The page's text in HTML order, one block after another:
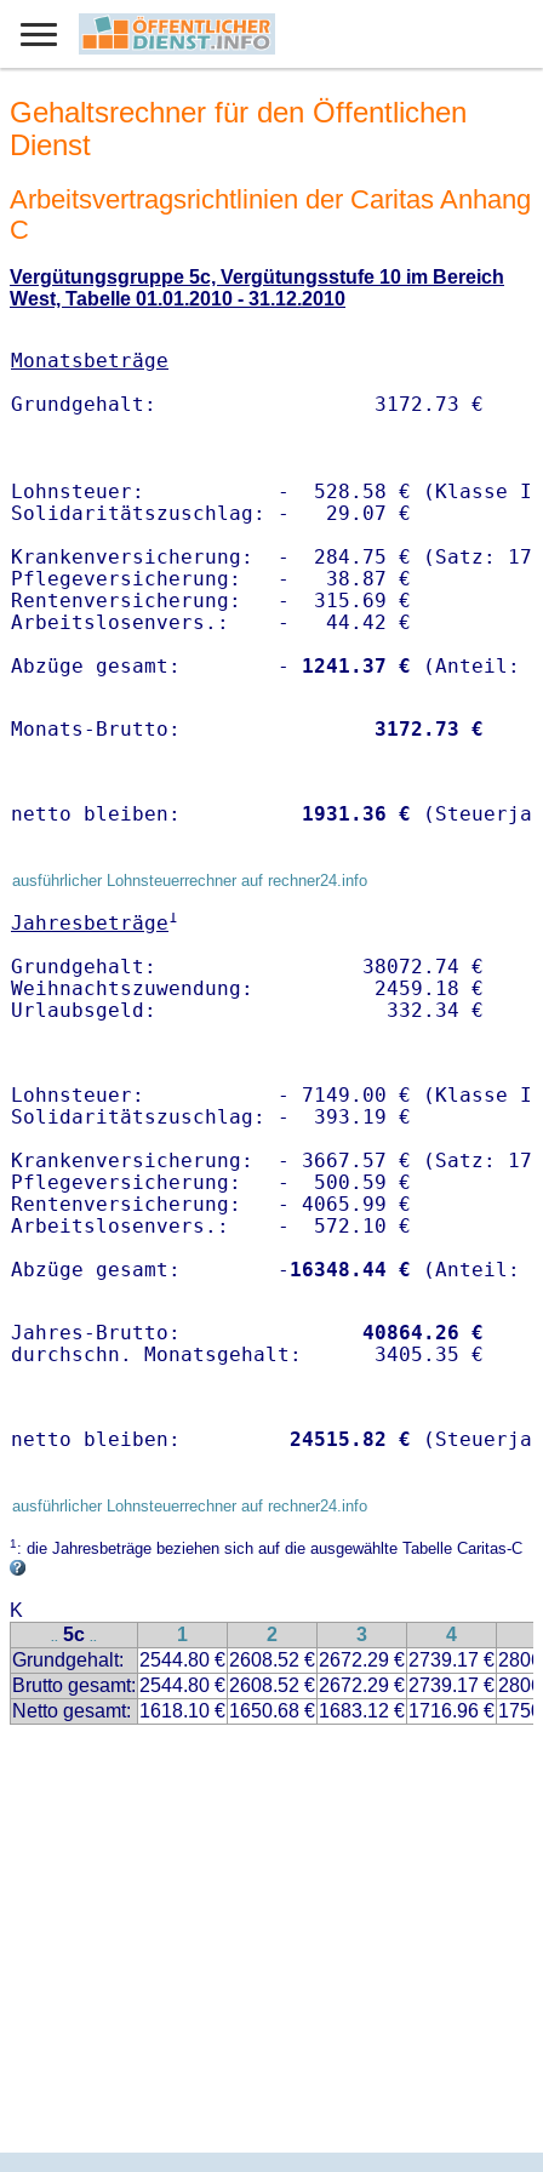
Gehaltsrechner für den Öffentlichen
Dienst
Arbeitsvertragsrichtlinien der Caritas Anhang
C
Vergütungsgruppe 5c, Vergütungsstufe 10 im Bereich
West, Tabelle 01.01.2010 - 31.12.2010
Monatsbeträge
Lohnsteuer:           -  528.58 € (Klasse I)
Solidaritätszuschlag: -   29.07 €
Krankenversicherung:  -  284.75 € (Satz:
Pflegeversicherung:   -   38.87 €
Rentenversicherung:   -  315.69 €
Arbeitslosenvers.:    -   44.42 €
Abzüge gesamt:        -
1241.37 €
Monats-Brutto: 3172.73 €
netto bleiben: 1931.36 €
ausführlicher Lohnsteuerrechner auf rechner24.info
Jahresbeträge1
Grundgehalt:                 38072.74 €
Weihnachtszuwendung:          2459.18 €
Lohnsteuer:           - 7149.00 € (Klasse I)
Solidaritätszuschlag: -  393.19 €
Krankenversicherung:  - 3667.57 € (Satz:
Pflegeversicherung:   -  500.59 €
Rentenversicherung:   - 4065.99 €
Arbeitslosenvers.:    -  572.10 €
Abzüge gesamt:        - 16348.44 €
Jahres-Brutto: 40864.26 €
netto bleiben: 24515.82 €
ausführlicher Lohnsteuerrechner auf rechner24.info
1: die Jahresbeträge beziehen sich auf die ausgewählte Tabelle Caritas-C
K
.. 5c .. 1 2 3 4
Grundgehalt:
2544.80 € 2608.52 € 2672.29 € 2739.17 €
Brutto gesamt: 2544.80 € 2608.52 € 2672.29 € 2739.17 €
Netto gesamt: 1618.10 € 1650.68 € 1683.12 € 1716.96 €